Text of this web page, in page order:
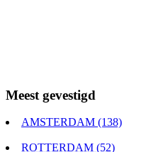
Meest gevestigd
AMSTERDAM (138)
ROTTERDAM (52)